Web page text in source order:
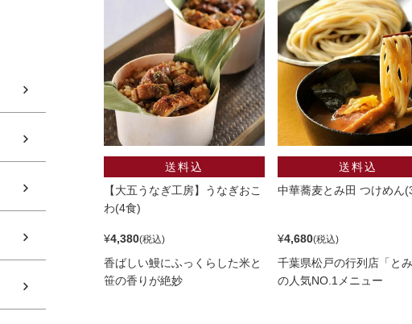
【大五うなぎ工房】うなぎおこ
わ(4食)
¥4,380
香ばしい鰻にふっくらした米と
笹の香りが絶妙
中華蕎麦とみ田 つけめん
¥4,680
千葉県松戸の行列店「とみ
の人気NO.1メニュー